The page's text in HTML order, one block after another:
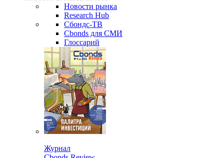
Новости & Research Hub
Новости рынка
Research Hub
Сбондс-ТВ
Cbonds для СМИ
Глоссарий